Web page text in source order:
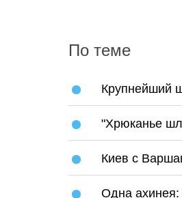
По теме
Крупнейший
"Хрюканье
Киев с
Одна ахинея: